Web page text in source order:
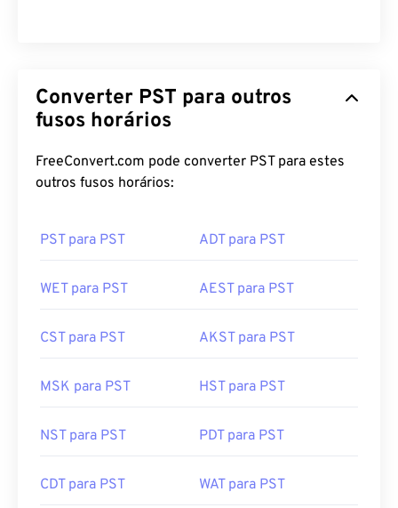
Converter PST para outros
fusos horários
FreeConvert.com pode converter PST para estes
outros fusos horários:
PST para PST ADT para PST
WET para PST AEST para PST
CST para PST AKST para PST
MSK para PST HST para PST
NST para PST PDT para PST
CDT para PST WAT para PST